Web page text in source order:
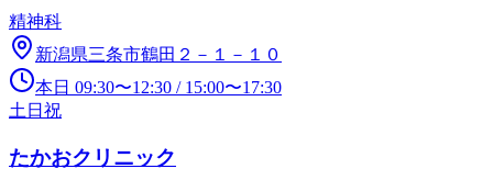
精神科
新潟県三条市鶴田２－１－１０
本日 09:30〜12:30 / 15:00〜17:30
土日祝
たかおクリニック